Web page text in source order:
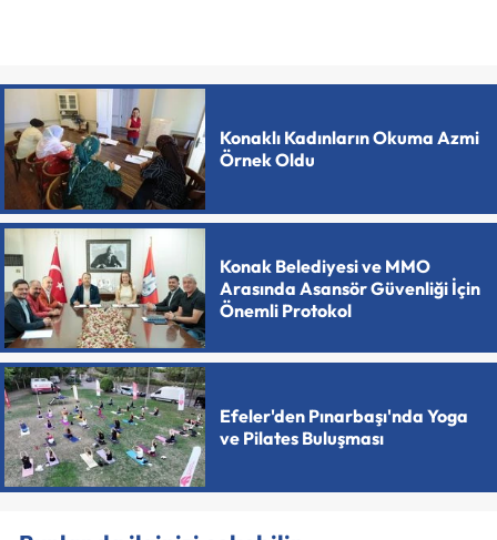
Konaklı Kadınların Okuma Azmi
Örnek Oldu
Konak Belediyesi ve MMO
Arasında Asansör Güvenliği İçin
Önemli Protokol
Efeler'den Pınarbaşı'nda Yoga
ve Pilates Buluşması